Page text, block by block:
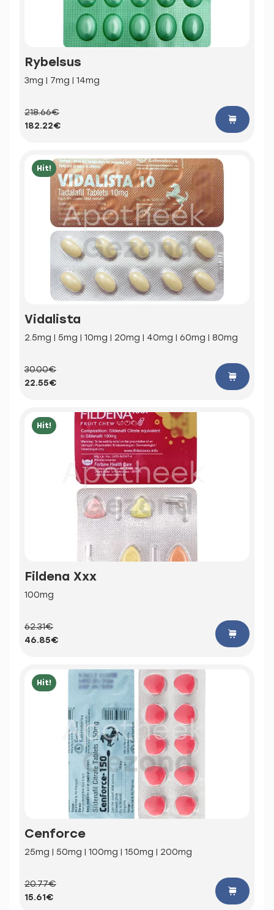
Rybelsus
3mg | 7mg | 14mg
218.66€
182.22€
Hit!
Vidalista
2.5mg | 5mg | 10mg | 20mg | 40mg | 60mg | 80mg
30.00€
22.55€
Hit!
Fildena Xxx
100mg
62.31€
46.85€
Hit!
Cenforce
25mg | 50mg | 100mg | 150mg | 200mg
20.77€
15.61€